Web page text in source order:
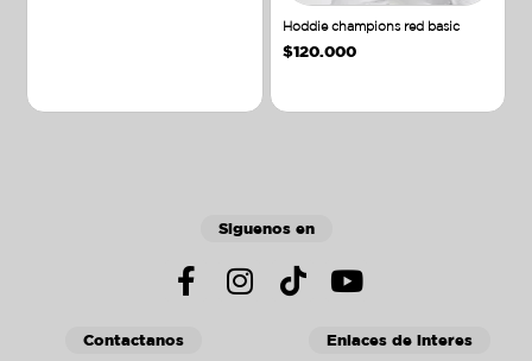
Hoddie champions red basic
$120.000
Siguenos en
Contactanos Enlaces de interes